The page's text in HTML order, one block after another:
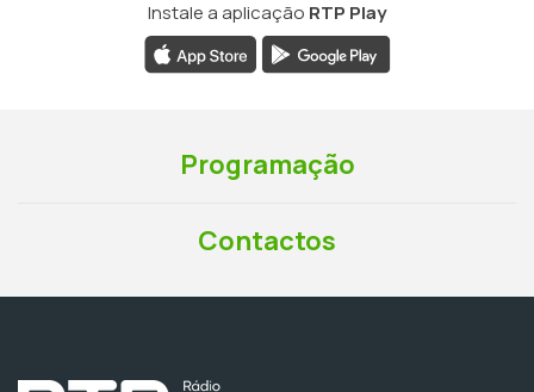
Instale a aplicação RTP Play
Programação
Contactos